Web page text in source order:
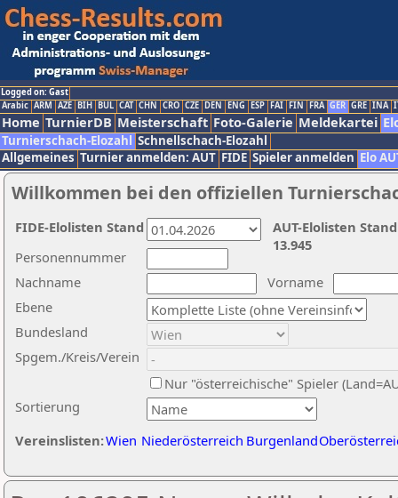
Logged on: Gast
Arabic ARM AZE BIH BUL CAT CHN CRO CZE DEN ENG ESP FAI FIN FRA GER GRE INA
Home TurnierDB Meisterschaft Foto-Galerie Meldekartei
Turnierschach-Elozahl Schnellschach-Elozahl
Allgemeines Turnier anmelden: AUT FIDE Spieler anmelden Elo
Willkommen bei den offiziellen
Nachname
Vorname
Ebene
Sortierung
Personennummer
Bundesland
Spgem./Kreis/Verein
Nur "österreichische" Spieler
Vereinslisten:Wien Niederösterreich Burgenland
AUT-Elolisten
13.945
FIDE-Elolisten Stand